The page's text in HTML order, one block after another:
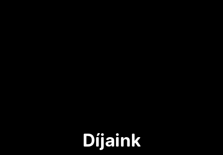
Díjaink